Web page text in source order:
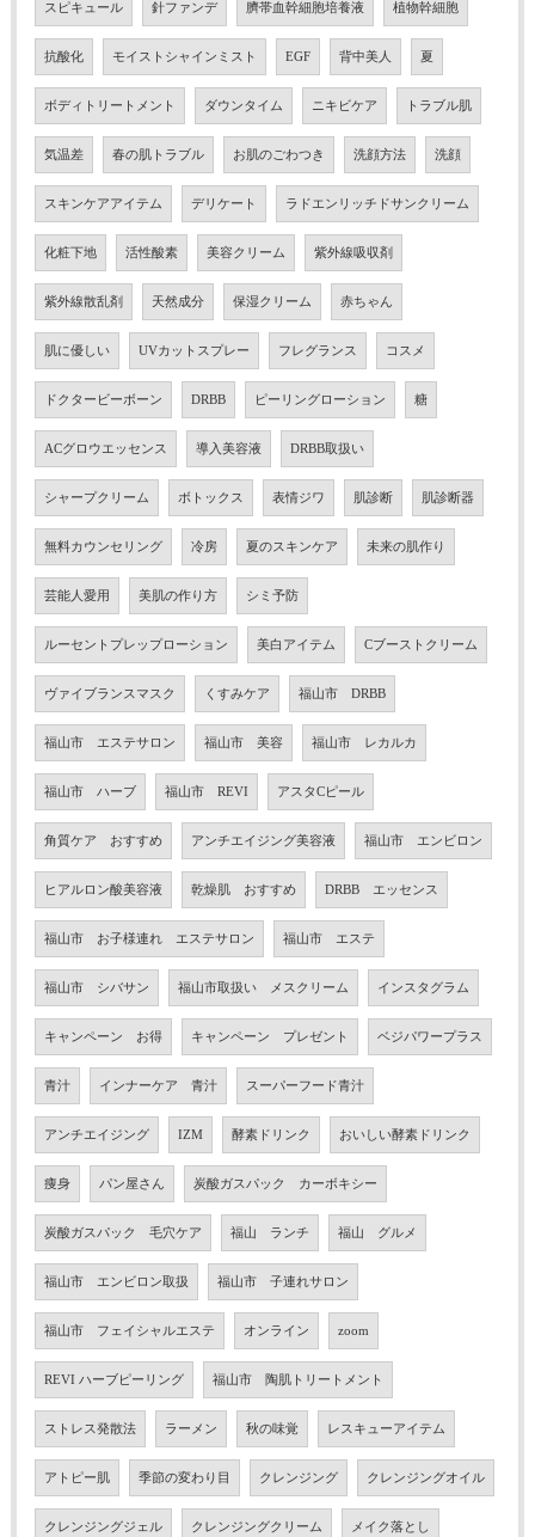
スピキュール 針ファンデ 臍帯血幹細胞培養液 植物幹細胞
抗酸化 モイストシャインミスト EGF 背中美人 夏
ボディトリートメント ダウンタイム ニキビケア トラブル肌
気温差 春の肌トラブル お肌のごわつき 洗顔方法 洗顔
スキンケアアイテム デリケート ラドエンリッチドサンクリーム
化粧下地 活性酸素 美容クリーム 紫外線吸収剤
紫外線散乱剤 天然成分 保湿クリーム 赤ちゃん
肌に優しい UVカットスプレー フレグランス コスメ
ドクタービーボーン DRBB ピーリングローション 糖
ACグロウエッセンス 導入美容液 DRBB取扱い
シャープクリーム ボトックス 表情ジワ 肌診断 肌診断器
無料カウンセリング 冷房 夏のスキンケア 未来の肌作り
芸能人愛用 美肌の作り方 シミ予防
ルーセントプレップローション 美白アイテム Cブーストクリーム
ヴァイブランスマスク くすみケア 福山市 DRBB
福山市 エステサロン 福山市 美容 福山市 レカルカ
福山市 ハーブ 福山市 REVI アスタCピール
角質ケア おすすめ アンチエイジング美容液 福山市 エンビロン
ヒアルロン酸美容液 乾燥肌 おすすめ DRBB エッセンス
福山市 お子様連れ エステサロン 福山市 エステ
福山市 シバサン 福山市取扱い メスクリーム インスタグラム
キャンペーン お得 キャンペーン プレゼント ベジパワープラス
青汁 インナーケア 青汁 スーパーフード青汁
アンチエイジング IZM 酵素ドリンク おいしい酵素ドリンク
痩身 パン屋さん 炭酸ガスパック カーボキシー
炭酸ガスパック 毛穴ケア 福山 ランチ 福山 グルメ
福山市 エンビロン取扱 福山市 子連れサロン
福山市 フェイシャルエステ オンライン zoom
REVI ハーブピーリング 福山市 陶肌トリートメント
ストレス発散法 ラーメン 秋の味覚 レスキューアイテム
アトピー肌 季節の変わり目 クレンジング クレンジングオイル
クレンジングジェル クレンジングクリーム メイク落とし